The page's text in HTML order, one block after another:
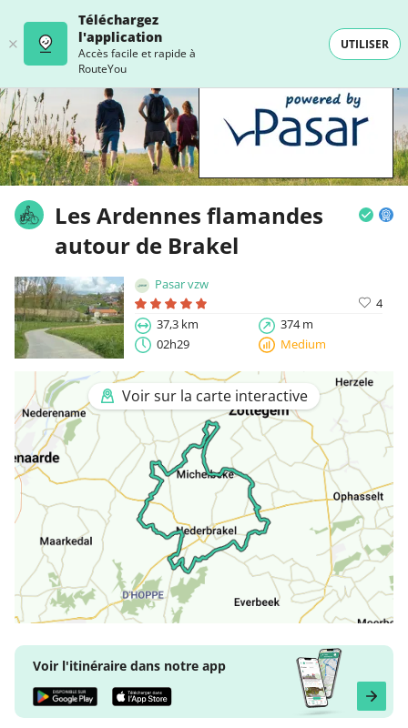
Téléchargez
l'application
Accès facile et rapide à
RouteYou
UTILISER
Les Ardennes flamandes
autour de Brakel
Pasar vzw
4
37,3 km
374 m
02h29
Medium
Voir sur la carte interactive
Voir l'itinéraire dans notre app